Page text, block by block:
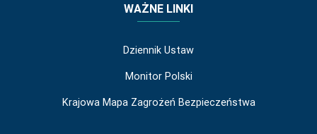
WAŻNE LINKI
Dziennik Ustaw
Monitor Polski
Krajowa Mapa Zagrożeń Bezpieczeństwa